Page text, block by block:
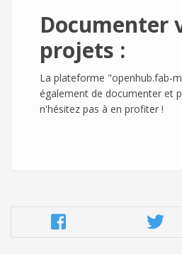
Documenter
projets :
La plateforme "openhub.fab-
également de documenter et
n'hésitez pas à en profiter !